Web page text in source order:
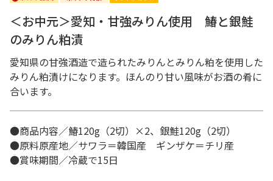
＜お中元＞愛知・甘強みりん使用 鰆と銀鮭
のみりん粕漬
愛知県の甘強酒造で造られたみりんとみりん粕を使用した
みりん粕漬けになります。ほんのり甘い風味がお酒の肴に
合います。
●商品内容／鰆120g（2切）×2、銀鮭120g（2切）
●原料原産地／サワラ＝韓国産 ギンザケ＝チリ産
●賞味期間／冷蔵で15日